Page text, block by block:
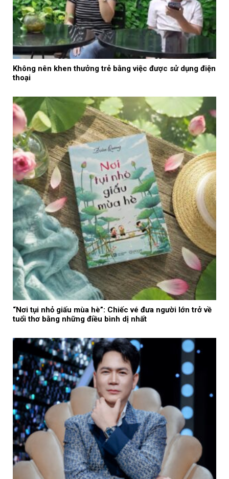
Không nên khen thưởng trẻ bằng việc được sử dụng điện
thoại
“Nơi tụi nhỏ giấu mùa hè”: Chiếc vé đưa người lớn trở về
tuổi thơ bằng những điều bình dị nhất